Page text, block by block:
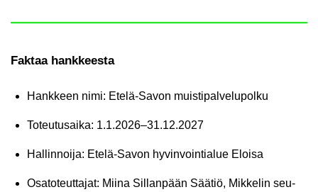
Fak­taa hank­kees­ta
Hank­keen nimi: Etelä-​Savon muis­ti­pal­ve­lu­pol­ku
To­teu­tusai­ka: 1.1.2026–31.12.2027
Hal­lin­noi­ja: Etelä-​Savon hy­vin­voin­tia­lue Eloi­sa
Osa­to­teut­ta­jat: Miina Sil­lan­pään Sää­tiö, Mik­ke­lin seu­